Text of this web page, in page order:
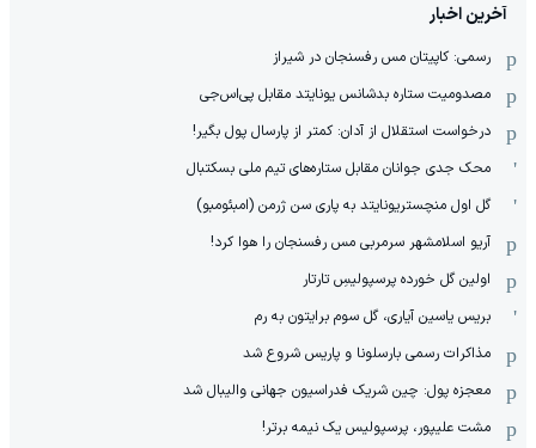
آخرین اخبار
رسمی: کاپیتان مس رفسنجان در شیراز
مصدومیت ستاره بدشانس یونایتد مقابل پی‌اس‌جی
درخواست استقلال از آدان: کمتر از پارسال پول بگیر!
محک جدی ‌جوانان مقابل ستاره‌های تیم ملی بسکتبال
گل اول منچستریونایتد به پاری سن ژرمن (امبئومبو)
آریو اسلامشهر سرمربی مس رفسنجان را هوا کرد!
اولین گل خورده پرسپولیسِ تارتار
بریس یاسین آیاری، گل سوم برایتون به رم
مذاکرات رسمی بارسلونا و پاریس شروع شد
معجزه پول: چین شریک فدراسیون جهانی والیبال شد
مشت علیپور، پرسپولیس یک نیمه برتر!